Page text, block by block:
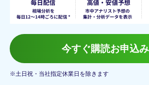
今すぐ購読お申込
※土日祝・当社指定休業日を除きます